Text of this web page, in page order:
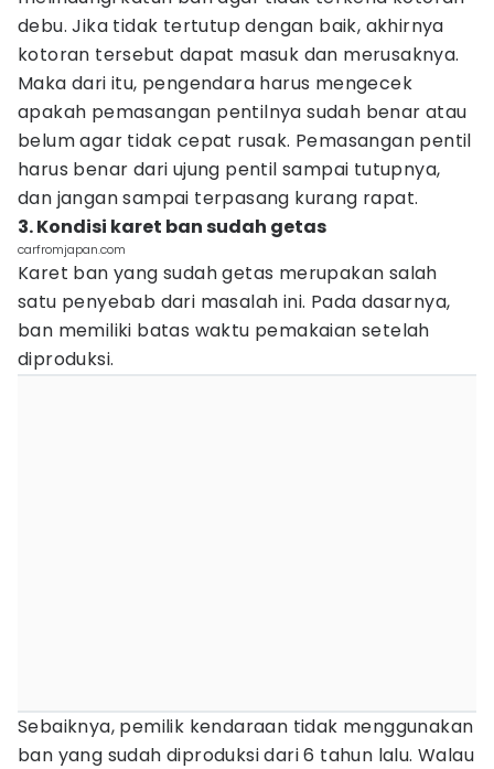
debu. Jika tidak tertutup dengan baik, akhirnya
kotoran tersebut dapat masuk dan merusaknya.
Maka dari itu, pengendara harus mengecek
apakah pemasangan pentilnya sudah benar atau
belum agar tidak cepat rusak. Pemasangan pentil
harus benar dari ujung pentil sampai tutupnya,
dan jangan sampai terpasang kurang rapat.
3. Kondisi karet ban sudah getas
carfromjapan.com
Karet ban yang sudah getas merupakan salah
satu penyebab dari masalah ini. Pada dasarnya,
ban memiliki batas waktu pemakaian setelah
diproduksi.
Sebaiknya, pemilik kendaraan tidak menggunakan
ban yang sudah diproduksi dari 6 tahun lalu. Walau